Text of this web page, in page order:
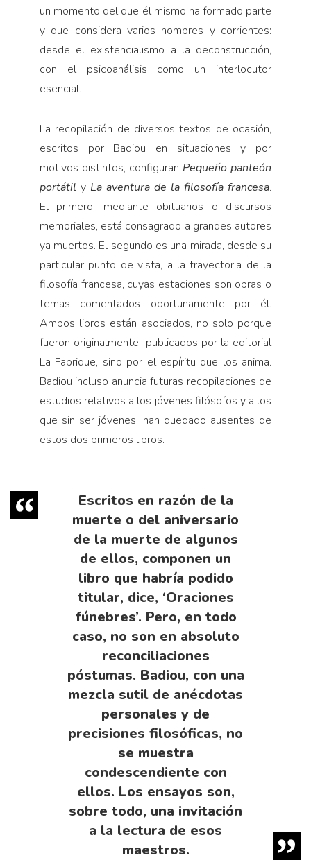
un momento del que él mismo ha formado parte
y que considera varios nombres y corrientes:
desde el existencialismo a la deconstrucción,
con el psicoanálisis como un interlocutor
esencial.
La recopilación de diversos textos de ocasión,
escritos por Badiou en situaciones y por
motivos distintos, configuran Pequeño panteón
portátil y La aventura de la filosofía francesa.
El primero, mediante obituarios o discursos
memoriales, está consagrado a grandes autores
ya muertos. El segundo es una mirada, desde su
particular punto de vista, a la trayectoria de la
filosofía francesa, cuyas estaciones son obras o
temas comentados oportunamente por él.
Ambos libros están asociados, no solo porque
fueron originalmente publicados por la editorial
La Fabrique, sino por el espíritu que los anima.
Badiou incluso anuncia futuras recopilaciones de
estudios relativos a los jóvenes filósofos y a los
que sin ser jóvenes, han quedado ausentes de
estos dos primeros libros.
Escritos en razón de la
muerte o del aniversario
de la muerte de algunos
de ellos, componen un
libro que habría podido
titular, dice, ‘Oraciones
fúnebres’. Pero, en todo
caso, no son en absoluto
reconciliaciones
póstumas. Badiou, con una
mezcla sutil de anécdotas
personales y de
precisiones filosóficas, no
se muestra
condescendiente con
ellos. Los ensayos son,
sobre todo, una invitación
a la lectura de esos
maestros.